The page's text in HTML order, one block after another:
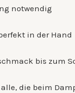
notwendig
in der Hand
bis zum
die beim